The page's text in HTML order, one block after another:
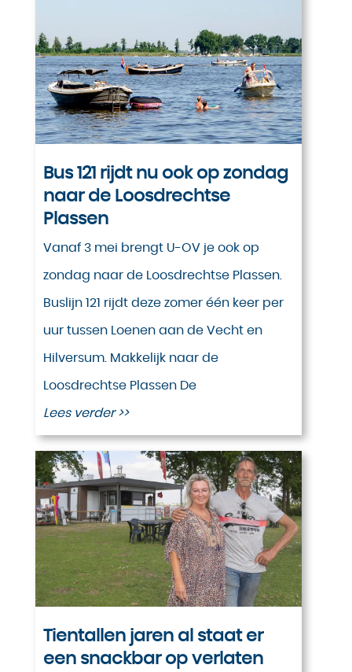
Bus 121 rijdt nu ook op zondag
naar de Loosdrechtse
Plassen
Vanaf 3 mei brengt U-OV je ook op
zondag naar de Loosdrechtse Plassen.
Buslijn 121 rijdt deze zomer één keer per
uur tussen Loenen aan de Vecht en
Hilversum. Makkelijk naar de
Loosdrechtse Plassen De
Lees verder >>
Tientallen jaren al staat er
een snackbar op verlaten